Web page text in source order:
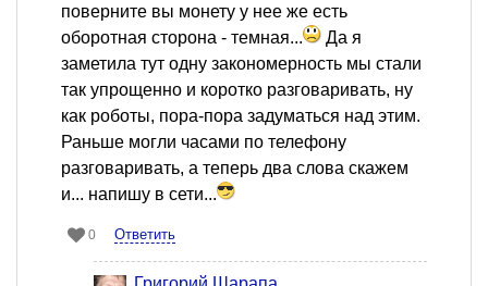
поверните вы монету у нее же есть
оборотная сторона - темная...
Да я
заметила тут одну закономерность мы стали
так упрощенно и коротко разговаривать, ну
как роботы, пора-пора задуматься над этим.
Раньше могли часами по телефону
разговаривать, а теперь два слова скажем
и... напишу в сети...
0 Ответить